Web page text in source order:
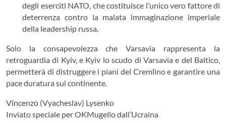
degli eserciti NATO, che costituisce l’unico vero fattore di
deterrenza contro la malata immaginazione imperiale
della leadership russa.
Solo la consapevolezza che Varsavia rappresenta la
retroguardia di Kyiv, e Kyiv lo scudo di Varsavia e del Baltico,
permetterà di distruggere i piani del Cremlino e garantire una
pace duratura sul continente.
Vincenzo (Vyacheslav) Lysenko
Inviato speciale per OKMugello dall’Ucraina